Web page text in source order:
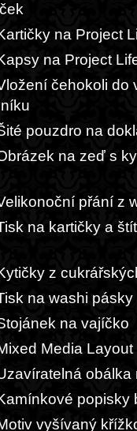
na Project
na Project
čehokoli do
pouzdro na
na zeď s
přání z
na kartičky a
z
na washi pásky
na vajíčko
Media Layout
obálka
popisky
vyšívaný